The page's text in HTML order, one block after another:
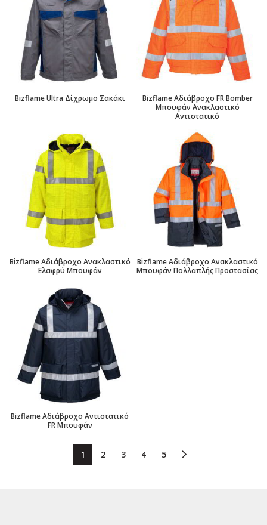
Bizflame Ultra Δίχρωμο Σακάκι
Bizflame Αδιάβροχο FR Bomber
Mπουφάν Ανακλαστικό
Αντιστατικό
Bizflame Αδιάβροχο Ανακλαστικό
Ελαφρύ Μπουφάν
Bizflame Αδιάβροχο Ανακλαστικό
Μπουφάν Πολλαπλής Προστασίας
Bizflame Αδιάβροχο Αντιστατικό
FR Μπουφάν
1 2 3 4 5